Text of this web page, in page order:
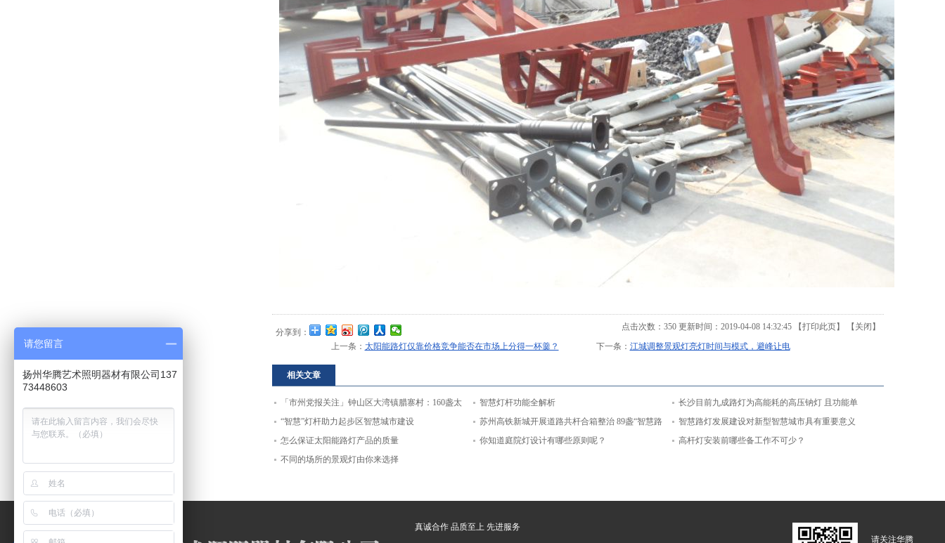
分享到：
点击次数： 350 更新时间：2019-04-08 14:32:45 【打印此页】 【 关闭 】
上一条： 太阳能路灯仅靠价格竞争能否在市场上分得一杯羹？ 下一条： 江城调整景观灯亮灯时间与模式，避峰让电
相关文章
「市州党报关注」钟山区大湾镇腊寨村：160盏太
阳能路灯点亮幸福生活
智慧灯杆功能全解析
长沙目前九成路灯为高能耗的高压钠灯 且功能单
一致城市“多杆林立”
“智慧”灯杆助力起步区智慧城市建设
苏州高铁新城开展道路共杆合箱整治 89盏“智慧路
灯”上岗
智慧路灯发展建设对新型智慧城市具有重要意义
怎么保证太阳能路灯产品的质量
你知道庭院灯设计有哪些原则呢？
高杆灯安装前哪些备工作不可少？
不同的场所的景观灯由你来选择
真诚合作 品质至上 先进服务
请关注华腾
请您留言
扬州华腾艺术照明器材有限公司137
73448603